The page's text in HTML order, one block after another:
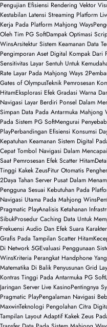
Pengujian Efisiensi Rendering Vektor
Kestabilan Latensi Streaming Platform
Kerja Pada Platform Mahjong Ways
Oleh Tim PG SoftDampak Optimasi
WinsArsitektur Sistem Keamanan Data
Pengimporan Aset Digital Kompak Dari
Sensitivitas Layar Sentuh Untuk
Rate Layar Pada Mahjong Ways 2
Gates of OlympusTeknik Pemrosesan
HitamEksplorasi Efek Gradasi Warna
Navigasi Layar Berdiri Ponsel Dalam
Simpan Data Pada Antarmuka Mahjong
Pada Sistem PG SoftMengurai
PlayPerbandingan Efisiensi Konsumsi
Kepatuhan Keamanan Sistem Digital
Cepat Tombol Navigasi Dalam
Saat Pemrosesan Efek Scatter Hitam
Tinggi Kakek ZeusFitur Otomatis
2Daya Tahan Server Pusat Dalam
Pengguna Sesuai Kebutuhan Pada
Navigasi Utama Pada Mahjong Wins
Pragmatic PlayAnalisis Ketahanan
SibukProsedur Caching Data Untuk
Frekuensi Audio Dan Efek Suara
Grafis Pada Tampilan Scatter Hitam
Di Network 5GEvaluasi Penggunaan
WinsKriteria Perangkat Handphone
Matematika Di Balik Penyusunan Grid
Kontras Tinggi Pada Antarmuka PG Soft
Jaringan Server Live KasinoPentingnya
Pragmatic PlayPengalaman Navigasi
MaxwinTeknologi Pengolahan Citra
Tampilan Layout Adaptif Kakek Zeus